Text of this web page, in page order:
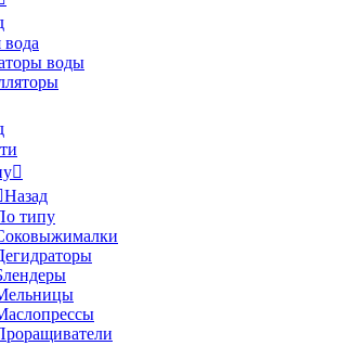
вода
воды
Назад
типу